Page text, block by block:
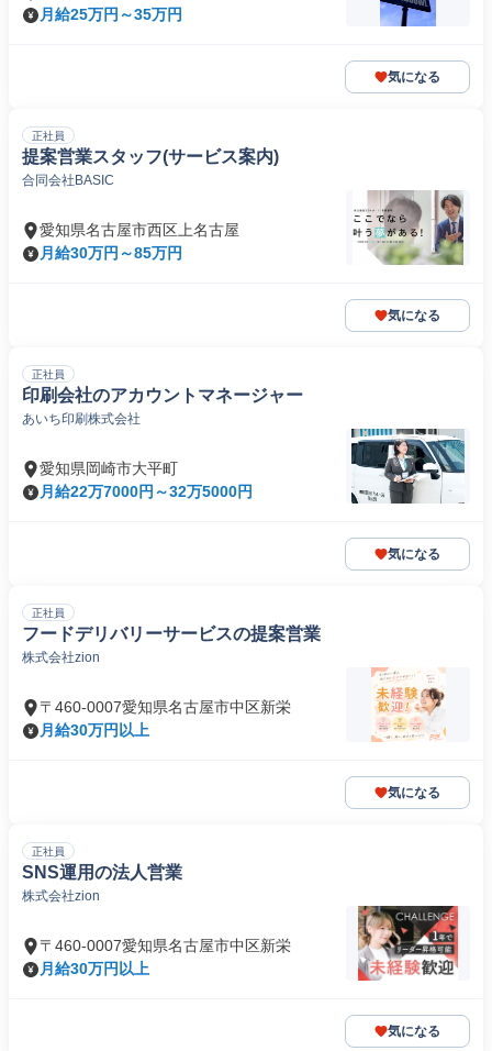
月給25万円～35万円
気になる
正社員
提案営業スタッフ(サービス案内)
合同会社BASIC
愛知県名古屋市西区上名古屋
月給30万円～85万円
気になる
正社員
印刷会社のアカウントマネージャー
あいち印刷株式会社
愛知県岡崎市大平町
月給22万7000円～32万5000円
気になる
正社員
フードデリバリーサービスの提案営業
株式会社zion
〒460-0007愛知県名古屋市中区新栄
月給30万円以上
気になる
正社員
SNS運用の法人営業
株式会社zion
〒460-0007愛知県名古屋市中区新栄
月給30万円以上
気になる